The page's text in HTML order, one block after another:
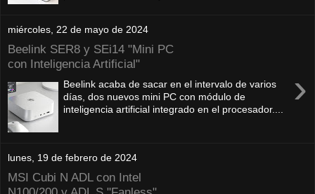
miércoles, 22 de mayo de 2024
Beelink SER8 y SEi14 "Mini PC
con Inteligencia Artificial"
›
Beelink acaba de sacar en el intervalo de varios
días, dos nuevos mini PC con módulo de
inteligencia artificial integrado en el procesador....
lunes, 19 de febrero de 2024
MSI Cubi N ADL con Intel